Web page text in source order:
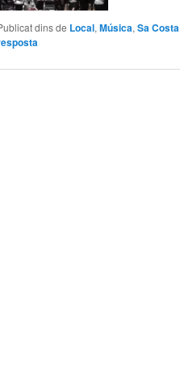
dins de Local,Música,Sa Costa